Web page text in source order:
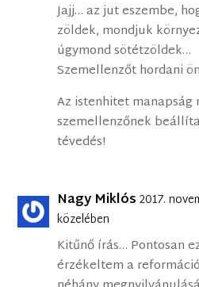
Jajj… az jut eszembe,
zöldek, mondjuk
úgymond sötétzöldek…
Szemellenzőt hordani
Az istenhitet manapság
szemellenzőnek
tévedés!
Nagy Miklós 2017.
közelében
Kitűnő írás… Pontosan
érzékeltem a